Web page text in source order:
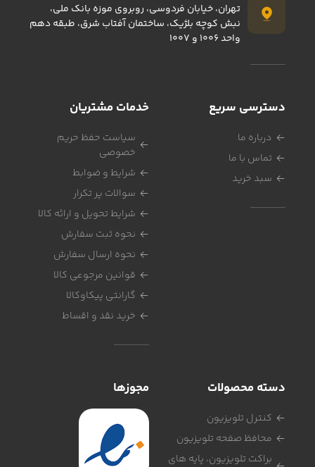
تهران، خیابان فردوسی، روبروی موزه بانک ملی،
نبش کوچه بلژیک، ساختمان آفتاب شرق، طبقه دهم
واحد 1006 و 1007
دسترسی سریع
درباره ما
تماس با ما
سبد خرید
خدمات مشتریان
سیاست حفظ حریم
خصوصی
شرایط و ضوابط
سوالات پر تکرار
شرایط تحویل و ارائه کالا
نحوه ثبت سفارش
نحوه ارسال سفارش
قوانین مرجوعی کالا
گارانتی پیکاوکالا
خرید نقد و اقساط
دسته محصولات
کنترل تلویزیون
محافظ صفحه تلویزیون
براکت تلویزیون، پایه های
مجوزها